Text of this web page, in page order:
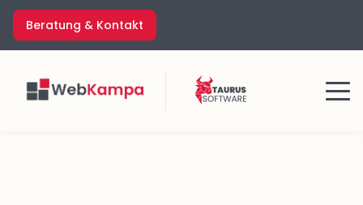
Zum
Inhalt
springen
Beratung & Kontakt
Menü